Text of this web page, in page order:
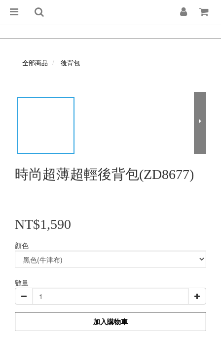
全部商品 後背包
時尚超薄超輕後背包(ZD8677)
NT$1,590
顏色
數量
加入購物車